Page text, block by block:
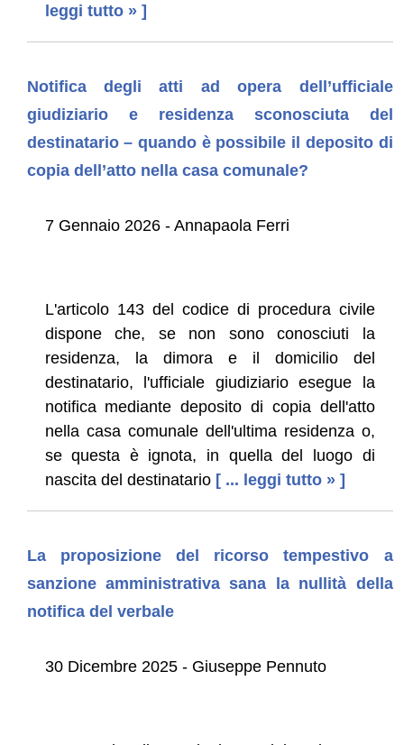
leggi tutto » ]
Notifica degli atti ad opera dell’ufficiale
giudiziario e residenza sconosciuta del
destinatario – quando è possibile il deposito di
copia dell’atto nella casa comunale?
7 Gennaio 2026 - Annapaola Ferri
L'articolo 143 del codice di procedura civile
dispone che, se non sono conosciuti la
residenza, la dimora e il domicilio del
destinatario, l'ufficiale giudiziario esegue la
notifica mediante deposito di copia dell'atto
nella casa comunale dell'ultima residenza o,
se questa è ignota, in quella del luogo di
nascita del destinatario [ ... leggi tutto » ]
La proposizione del ricorso tempestivo a
sanzione amministrativa sana la nullità della
notifica del verbale
30 Dicembre 2025 - Giuseppe Pennuto